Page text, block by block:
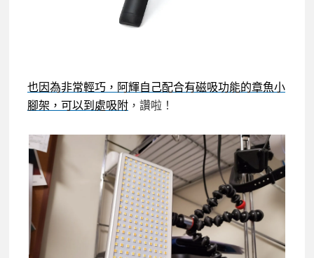
也因為非常輕巧，阿輝自己配合有磁吸功能的章魚小
腳架，可以到處吸附 ，讚啦！